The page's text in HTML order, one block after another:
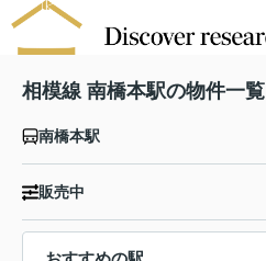
相模線 南橋本駅の物件一覧
南橋本駅
販売中